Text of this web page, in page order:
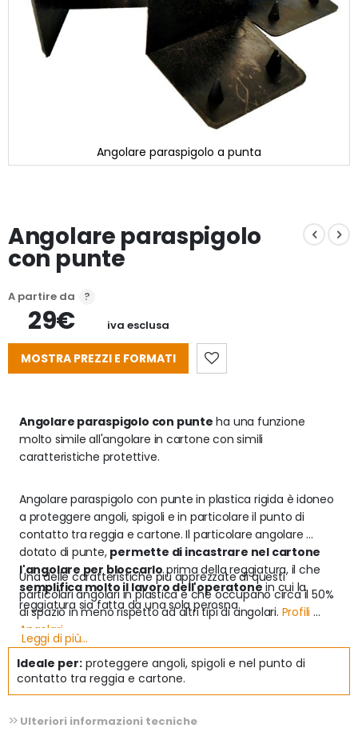
Angolare paraspigolo a punta
di
immagini
Angolare paraspigolo
con punte
A partire da
29€ iva esclusa
MOSTRA PREZZI E FORMATI
Angolare paraspigolo con punte ha una funzione
molto simile all'angolare in cartone con simili
caratteristiche protettive.
Angolare paraspigolo con punte in plastica rigida è idoneo
a proteggere angoli, spigoli e in particolare il punto di
contatto tra reggia e cartone. Il particolare angolare
dotato di punte, permette di incastrare nel cartone
l'angolare per bloccarlo
semplifica molto il lavoro dell'operatone in cui la
reggiatura sia fatta da una sola perosna.
Una delle caratteristiche più apprezzate di questi
particolari angolari in plastica è che occupano circa il 50%
di spazio in meno rispetto ad altri tipi di angolari. Profili
Angolari
Leggi di più...
Ideale per: proteggere angoli, spigoli e nel punto di
contatto tra reggia e cartone.
Ulteriori informazioni tecniche